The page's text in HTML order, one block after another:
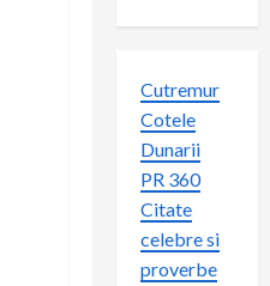
Cutremur
Cotele
Dunarii
PR 360
Citate
celebre si
proverbe